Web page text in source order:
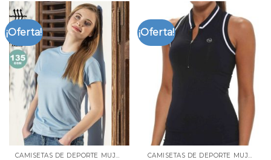
¡Oferta!
CAMISETAS DE DEPORTE MUJER
¡Oferta!
CAMISETAS DE DEPORTE MUJER